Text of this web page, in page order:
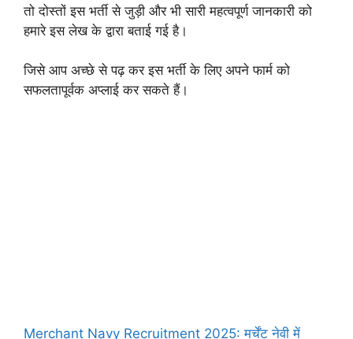
तो दोस्तों इस भर्ती से जुड़ी और भी सारी महत्वपूर्ण जानकारी को
हमारे इस लेख के द्वारा बताई गई है।
जिसे आप अच्छे से पढ़ कर इस भर्ती के लिए अपने फार्म को
सफलतापूर्वक अप्लाई कर सकते हैं।
Merchant Navy Recruitment 2025: मर्चेंट नेवी में